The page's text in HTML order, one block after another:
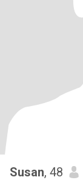
Susan, 48